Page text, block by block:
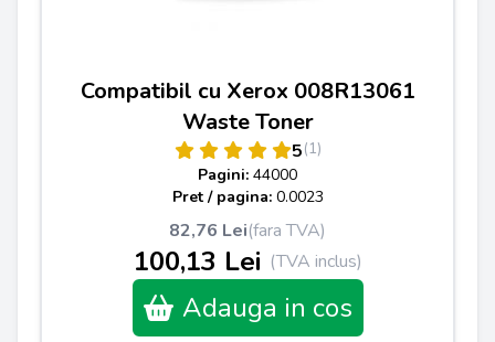
Compatibil cu Xerox 008R13061
Waste Toner
5(1)
Pagini: 44000
Pret / pagina: 0.0023
82,76 Lei(fara TVA)
100,13 Lei (TVA inclus)
Adauga in cos